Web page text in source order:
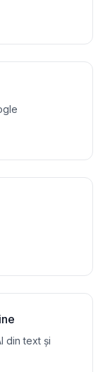
din text și